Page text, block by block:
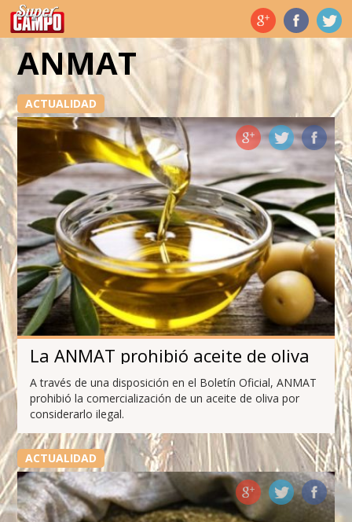
Temas de hoy
ANMAT
ACTUALIDAD
La ANMAT prohibió aceite de oliva
A través de una disposición en el Boletín Oficial, ANMAT
prohibió la comercialización de un aceite de oliva por
considerarlo ilegal.
ACTUALIDAD